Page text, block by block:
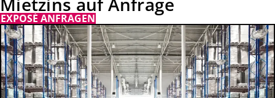
EXPOSÉ ANFRAGEN